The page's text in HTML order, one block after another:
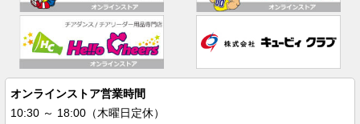
オンラインストア営業時間
10:30 ～ 18:00（木曜日定休）